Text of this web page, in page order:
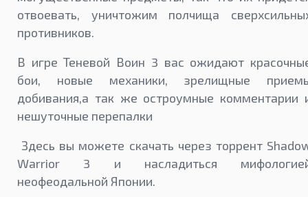
отвоевать, уничтожим полчища
противников.
В игре Теневой Воин 3 вас ожидают
бои, новые механики, зрелищные
добивания,а так же остроумные комментарии
нешуточные перепалки
Здесь вы можете скачать через торрент
Warrior 3 и насладиться
неофеодальной Японии.